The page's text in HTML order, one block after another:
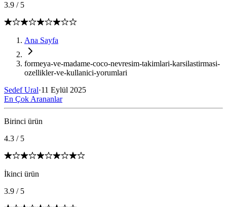
3.9 / 5
Ana Sayfa
formeya-ve-madame-coco-nevresim-takimlari-karsilastirmasi-
ozellikler-ve-kullanici-yorumlari
Sedef Ural·11 Eylül 2025
En Çok Arananlar
Birinci ürün
4.3 / 5
İkinci ürün
3.9 / 5